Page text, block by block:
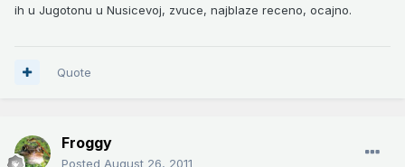
ih u Jugotonu u Nusicevoj, zvuce, najblaze receno, ocajno.
Quote
Froggy
Posted August 26, 2011